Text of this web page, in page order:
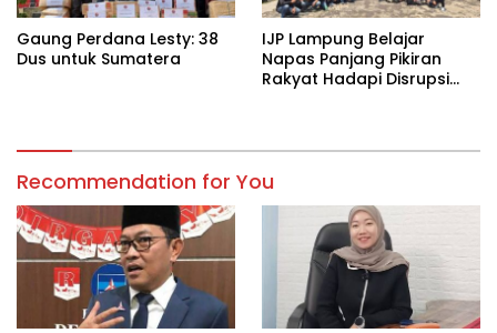
Gaung Perdana Lesty: 38
Dus untuk Sumatera
IJP Lampung Belajar
Napas Panjang Pikiran
Rakyat Hadapi Disrupsi
Recommendation for You